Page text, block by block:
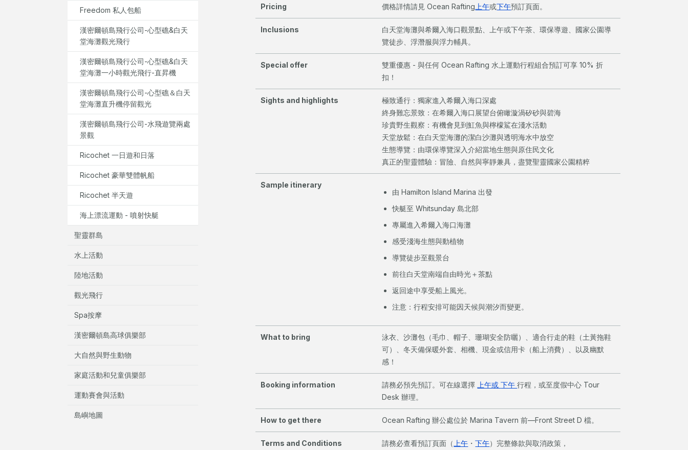
Freedom 私人包船
漢密爾頓島飛行公司-心型礁&白天
堂海灘觀光飛行
漢密爾頓島飛行公司-心型礁&白天
堂海灘一小時觀光飛行-直昇機
漢密爾頓島飛行公司-心型礁＆白天
堂海灘直升機停留觀光
漢密爾頓島飛行公司-水飛遊覽兩處
景觀
Ricochet 一日遊和日落
Ricochet 豪華雙體帆船
Ricochet 半天遊
海上漂流運動 - 噴射快艇
聖靈群島
水上活動
陸地活動
觀光飛行
Spa按摩
漢密爾頓島高球俱樂部
大自然與野生動物
家庭活動和兒童俱樂部
運動賽會與活動
島嶼地圖
Pricing 價格詳情請見 Ocean Rafting 上午或下午預訂頁面。
Inclusions
白天堂海灘與希爾入海口觀景點、上午或下午茶、環保導遊、國家公園導
覽徒步、浮潛服與浮力輔具。
Special offer
雙重優惠 - 與任何 Ocean Rafting 水上運動行程組合預訂可享 10% 折
扣！
Sights and highlights
極致通行：獨家進入希爾入海口深處
終身難忘景致：在希爾入海口展望台俯瞰漩渦矽砂與碧海
珍貴野生觀察：有機會見到魟魚與檸檬鯊在淺水活動
天堂放鬆：在白天堂海灘的潔白沙灘與透明海水中放空
生態導覽：由環保導覽深入介紹當地生態與原住民文化
真正的聖靈體驗：冒險、自然與寧靜兼具，盡覽聖靈國家公園精粹
Sample itinerary
由 Hamilton Island Marina 出發
快艇至 Whitsunday 島北部
專屬進入希爾入海口海灘
感受淺海生態與動植物
導覽徒步至觀景台
前往白天堂南端自由時光＋茶點
返回途中享受船上風光。
注意：行程安排可能因天候與潮汐而變更。
What to bring
泳衣、沙灘包（毛巾、帽子、珊瑚安全防曬）、適合行走的鞋（土黃拖鞋
可）、冬天備保暖外套、相機、現金或信用卡（船上消費）、以及幽默
感！
Booking information 請務必預先預訂。可在線選擇 上午或下午行程，或至度假中心 Tour
Desk 辦理。
How to get there Ocean Rafting 辦公處位於 Marina Tavern 前—Front Street D 檔。
Terms and Conditions 請務必查看預訂頁面（ 上午 ・下午）完整條款與取消政策，